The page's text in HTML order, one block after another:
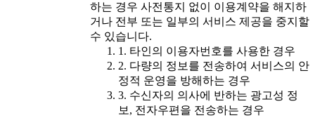
하는 경우 사전통지 없이 이용계약을 해지하
거나 전부 또는 일부의 서비스 제공을 중지할
수 있습니다.
1. 타인의 이용자번호를 사용한 경우
2. 다량의 정보를 전송하여 서비스의 안
정적 운영을 방해하는 경우
3. 수신자의 의사에 반하는 광고성 정
보, 전자우편을 전송하는 경우